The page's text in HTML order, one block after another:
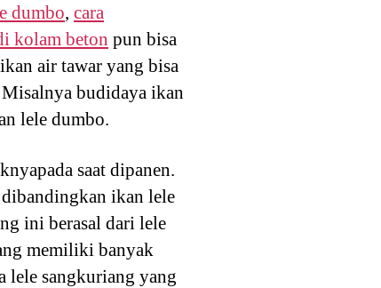
dumbo, cara
kolam beton pun bisa
air tawar yang bisa
budidaya ikan
lele dumbo.
saat dipanen.
ikan lele
ini berasal dari lele
memiliki banyak
lele sangkuriang yang